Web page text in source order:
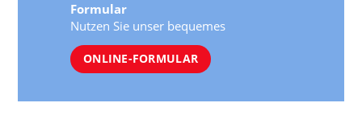
Formular
Nutzen Sie unser bequemes
ONLINE-FORMULAR